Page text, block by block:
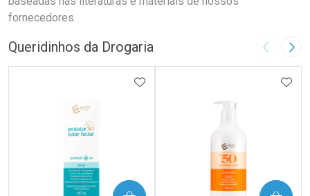
fornecedores.
Queridinhos da Drogaria Imagem
ADICIONAR AOS FAVORITOS